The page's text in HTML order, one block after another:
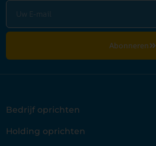
Abonneren
Bedrijf oprichten
Holding oprichten